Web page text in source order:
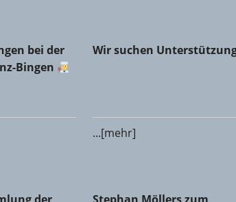
bei der Fleischerinnung Mainz-Bingen
bei der
Bingen
Wir suchen Unterstützung
Wir suchen
...[mehr]
der Glaser-Innung Alzey-Bingen-Mainz-
Stephan Möllers zum